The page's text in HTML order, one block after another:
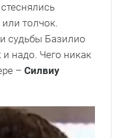
толчок.
судьбы Базилио
и надо. Чего никак
– Силвиу